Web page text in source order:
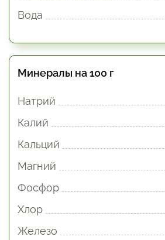
Вода
Минералы на 100 г
Натрий
Калий
Кальций
Магний
Фосфор
Хлор
Железо